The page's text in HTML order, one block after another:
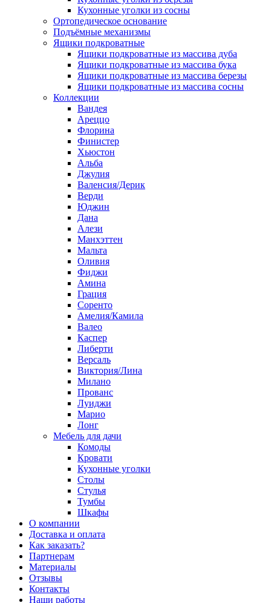
Кухонные уголки из сосны
Ортопедическое основание
Подъёмные механизмы
Ящики подкроватные
Ящики подкроватные из массива дуба
Ящики подкроватные из массива бука
Ящики подкроватные из массива березы
Ящики подкроватные из массива сосны
Коллекции
Вандея
Ареццо
Флорина
Финистер
Хьюстон
Альба
Джулия
Валенсия/Дерик
Верди
Юджин
Дана
Алези
Манхэттен
Мальта
Оливия
Фиджи
Амина
Грация
Соренто
Амелия/Камила
Валео
Каспер
Либерти
Версаль
Виктория/Лина
Милано
Прованс
Луиджи
Марио
Лонг
Мебель для дачи
Комоды
Кровати
Кухонные уголки
Столы
Стулья
Тумбы
Шкафы
О компании
Доставка и оплата
Как заказать?
Партнерам
Материалы
Отзывы
Контакты
Наши работы